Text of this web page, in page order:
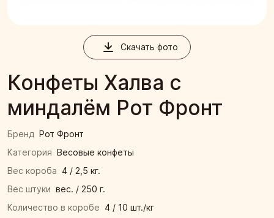
Скачать фото
Конфеты Халва с
миндалём Рот Фронт
Бренд Рот Фронт
Категория Весовые конфеты
Вес короба 4 / 2,5 кг.
Вес штуки вес. / 250 г.
Количество в коробе 4 / 10 шт./кг